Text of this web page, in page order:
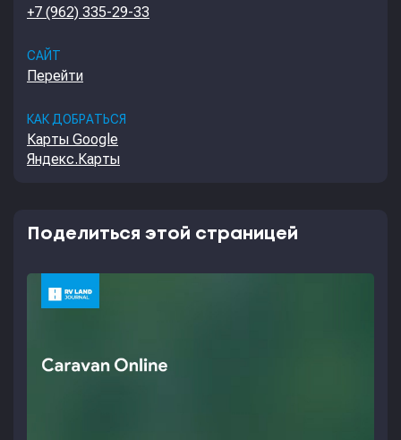
+7 (962) 335-29-33
САЙТ
Перейти
КАК ДОБРАТЬСЯ
Карты Google
Яндекс.Карты
Поделиться этой страницей